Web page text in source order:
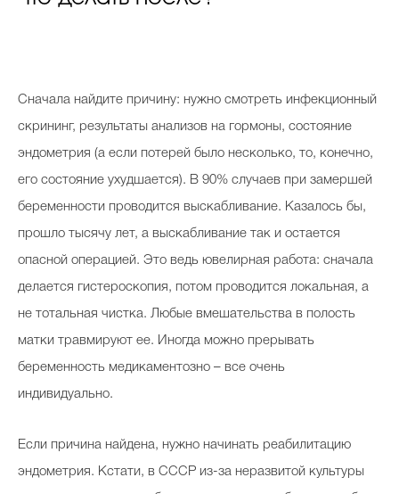
Сначала найдите причину: нужно смотреть инфекционный
скрининг, результаты анализов на гормоны, состояние
эндометрия (а если потерей было несколько, то, конечно,
его состояние ухудшается). В 90% случаев при замершей
беременности проводится выскабливание. Казалось бы,
прошло тысячу лет, а выскабливание так и остается
опасной операцией. Это ведь ювелирная работа: сначала
делается гистероскопия, потом проводится локальная, а
не тотальная чистка. Любые вмешательства в полость
матки травмируют ее. Иногда можно прерывать
беременность медикаментозно – все очень
индивидуально.
Если причина найдена, нужно начинать реабилитацию
эндометрия. Кстати, в СССР из-за неразвитой культуры